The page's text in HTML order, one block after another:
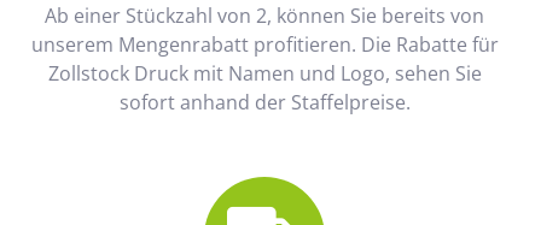
Ab einer Stückzahl von 2, können Sie bereits von
unserem Mengenrabatt profitieren. Die Rabatte für
Zollstock Druck mit Namen und Logo, sehen Sie
sofort anhand der Staffelpreise.